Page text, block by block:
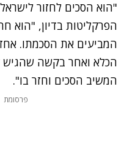
"הוא הסכים לחזור
הפרקליטות בדיון,
המביעים את הסכמתו.
הכלא ואחר בקשה שהגיש
המשיב הסכים וחזר בו".
פרסומת